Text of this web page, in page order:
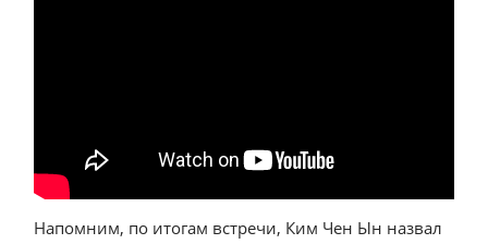
Напомним, по итогам встречи, Ким Чен Ын назвал